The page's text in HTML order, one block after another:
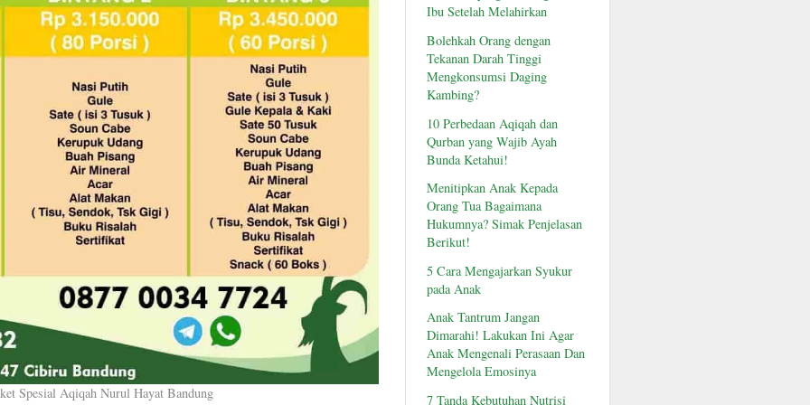
Spesial Aqiqah Nurul Hayat Bandung
Ibu Setelah Melahirkan
Bolehkah Orang dengan
Tekanan Darah Tinggi
Mengkonsumsi Daging
Kambing?
10 Perbedaan Aqiqah dan
Qurban yang Wajib Ayah
Bunda Ketahui!
Menitipkan Anak Kepada
Orang Tua Bagaimana
Hukumnya? Simak Penjelasan
Berikut!
5 Cara Mengajarkan Syukur
pada Anak
Anak Tantrum Jangan
Dimarahi! Lakukan Ini Agar
Anak Mengenali Perasaan Dan
Mengelola Emosinya
7 Tanda Kebutuhan Nutrisi